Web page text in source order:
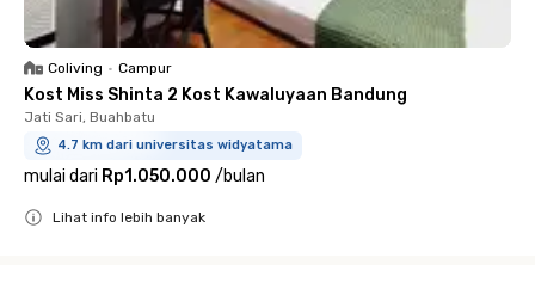
Coliving • Campur
Kost Miss Shinta 2 Kost Kawaluyaan Bandung
Jati Sari, Buahbatu
4.7 km dari universitas widyatama
mulai dari Rp1.050.000 /bulan
Lihat info lebih banyak